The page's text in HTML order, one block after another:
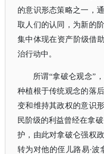
的意识形态策略之一，
取人们的认同，为新的
集中体现在资产阶级借
治行动中。
所谓“拿破仑观念”
种植根于传统观念的落
变和维持其政权的意识
民阶级的利益曾经在拿
护，由此对拿破仑强权
转为对他的侄儿路易·波